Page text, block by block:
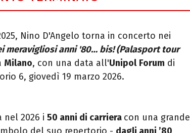
Nino D'Angelo torna in concerto nei
meravigliosi anni '80… bis! (Palasport tour
Milano, con una data all'Unipol Forum di
6, giovedì 19 marzo 2026.
2026 i 50 anni di carriera con una grande